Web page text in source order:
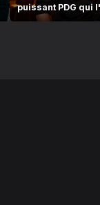
puissant PDG qui